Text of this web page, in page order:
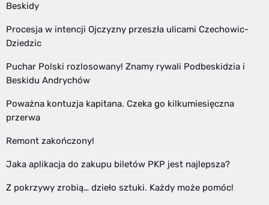
Beskidy
Procesja w intencji Ojczyzny przeszła ulicami Czechowic-
Dziedzic
Puchar Polski rozlosowany! Znamy rywali Podbeskidzia i
Beskidu Andrychów
Poważna kontuzja kapitana. Czeka go kilkumiesięczna
przerwa
Remont zakończony!
Jaka aplikacja do zakupu biletów PKP jest najlepsza?
Z pokrzywy zrobią… dzieło sztuki. Każdy może pomóc!